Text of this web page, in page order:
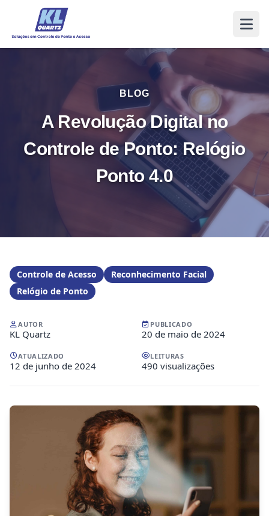
BLOG
A Revolução Digital no
Controle de Ponto: Relógio
Ponto 4.0
Controle de Acesso
Reconhecimento Facial
Relógio de Ponto
AUTOR
KL Quartz
PUBLICADO
20 de maio de 2024
ATUALIZADO
12 de junho de 2024
LEITURAS
490 visualizações